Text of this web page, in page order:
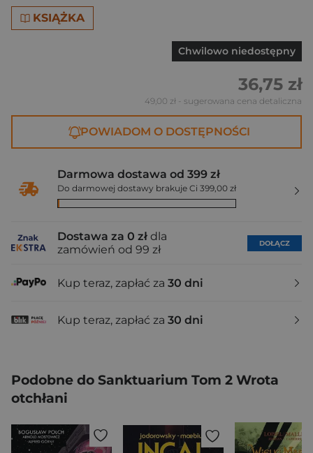
KSIĄŻKA
Chwilowo niedostępny
36,75 zł
49,00 zł - sugerowana cena detaliczna
POWIADOM O DOSTĘPNOŚCI
Darmowa dostawa od 399 zł
Do darmowej dostawy brakuje Ci 399,00 zł
Dostawa za 0 zł dla
zamówień od 99 zł
DOŁĄCZ
Kup teraz, zapłać za 30 dni
Kup teraz, zapłać za 30 dni
Podobne do Sanktuarium Tom 2 Wrota
otchłani